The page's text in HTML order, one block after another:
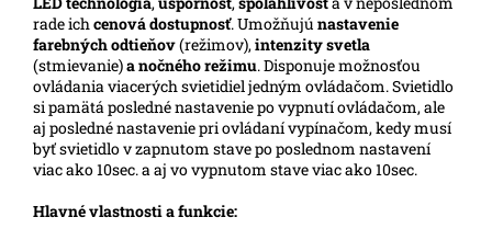
rade ichcenová dostupnosť. Umožňujú nastavenie
farebných odtieňov(režimov),intenzity svetla
(stmievanie)a nočného režimu. Disponuje možnosťou
ovládania viacerých svietidiel jedným ovládačom. Svietidlo
si pamätá posledné nastavenie po vypnutí ovládačom, ale
aj posledné nastavenie pri ovládaní vypínačom, kedy musí
byť svietidlo v zapnutom stave po poslednom nastavení
viac ako 10sec. a aj vo vypnutom stave viac ako 10sec.
Hlavné vlastnosti a funkcie: